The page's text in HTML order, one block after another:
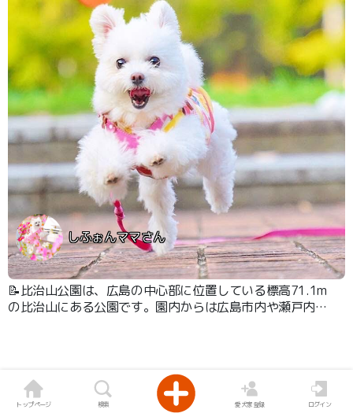
しふぉんママさん
📝比治山公園は、広島の中心部に位置している標高71.1m
の比治山にある公園です。園内からは広島市内や瀬戸内海
トップページ 検索 愛犬家登録 ログイン